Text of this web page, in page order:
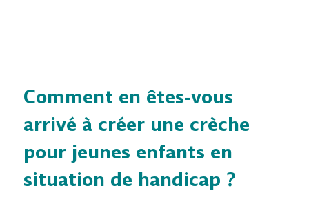
Comment en êtes-vous
arrivé à créer une crèche
pour jeunes enfants en
situation de handicap ?